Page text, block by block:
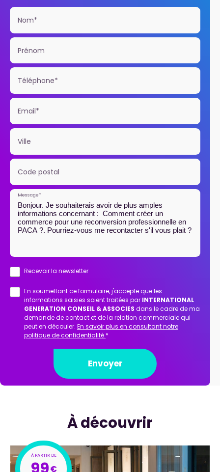
Nom*
Prénom
Téléphone*
Email*
Ville
Code postal
Message*
Recevoir la newsletter
En soumettant ce formulaire, j'accepte que les
informations saisies soient traitées par INTERNATIONAL
GENERATION CONSEIL & ASSOCIES dans le cadre de ma
demande de contact et de la relation commerciale qui
peut en découler. En savoir plus en consultant notre
politique de confidentialité.*
À découvrir
€